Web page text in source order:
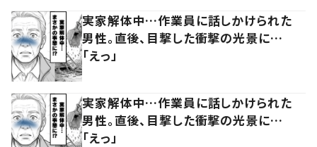
実家解体中…作業員に話しかけられた
男性。直後、目撃した衝撃の光景に…
「えっ」
実家解体中…作業員に話しかけられた
男性。直後、目撃した衝撃の光景に…
「えっ」